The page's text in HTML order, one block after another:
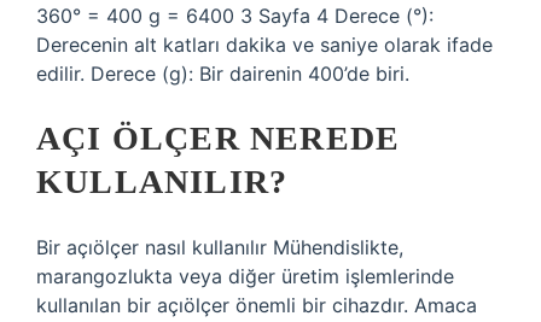
360° = 400 g = 6400 3 Sayfa 4 Derece (°):
Derecenin alt katları dakika ve saniye olarak ifade
edilir. Derece (g): Bir dairenin 400’de biri.
AÇI ÖLÇER NEREDE
KULLANILIR?
Bir açıölçer nasıl kullanılır Mühendislikte,
marangozlukta veya diğer üretim işlemlerinde
kullanılan bir açıölçer önemli bir cihazdır. Amaca